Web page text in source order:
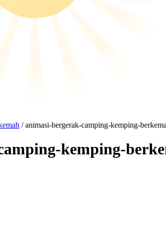
/ animasi-bergerak-camping-kemping-
kemping-